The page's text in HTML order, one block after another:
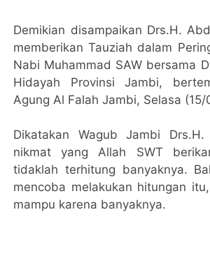
Demikian disampaikan Drs.H.
memberikan Tauziah dalam
Nabi Muhammad SAW bersama
Hidayah Provinsi Jambi,
Agung Al Falah Jambi, Selasa
Dikatakan Wagub Jambi
nikmat yang Allah SWT
tidaklah terhitung banyaknya.
mencoba melakukan hitungan
mampu karena banyaknya.